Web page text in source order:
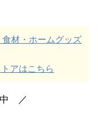
材・ホームグッズ
アはこちら
中 ／